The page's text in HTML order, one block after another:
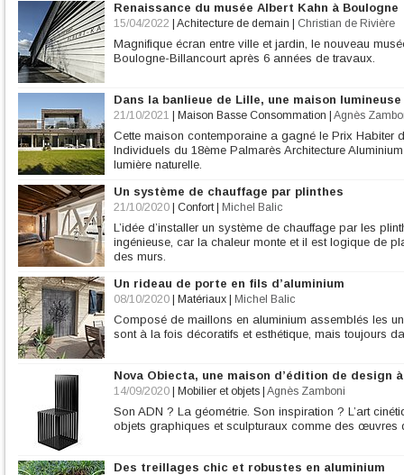
Renaissance du musée Albert Kahn à Boulogne
15/04/2022 Achitecture de demain Christian de Rivière
Magnifique écran entre ville et jardin, le nouveau
Boulogne-Billancourt après 6 années de travaux.
Dans la banlieue de Lille, une maison
21/10/2021 Maison Basse Consommation Agnès
Cette maison contemporaine a gagné le Prix Habiter
Individuels du 18ème Palmarès Architecture
lumière naturelle.
Un système de chauffage par plinthes
21/10/2020 Confort| Michel Balic
L’idée d’installer un système de chauffage par les
ingénieuse, car la chaleur monte et il est logique de
des murs.
Un rideau de porte en fils d’aluminium
08/10/2020 Matériaux Michel Balic
Composé de maillons en aluminium assemblés les
sont à la fois décoratifs et esthétique, mais toujours
Nova Obiecta, une maison d’édition de design
14/09/2020 Mobilier et objets Agnès Zamboni
Son ADN ? La géométrie. Son inspiration ? L’art
objets graphiques et sculpturaux comme des œuvres
Des treillages chic et robustes en aluminium